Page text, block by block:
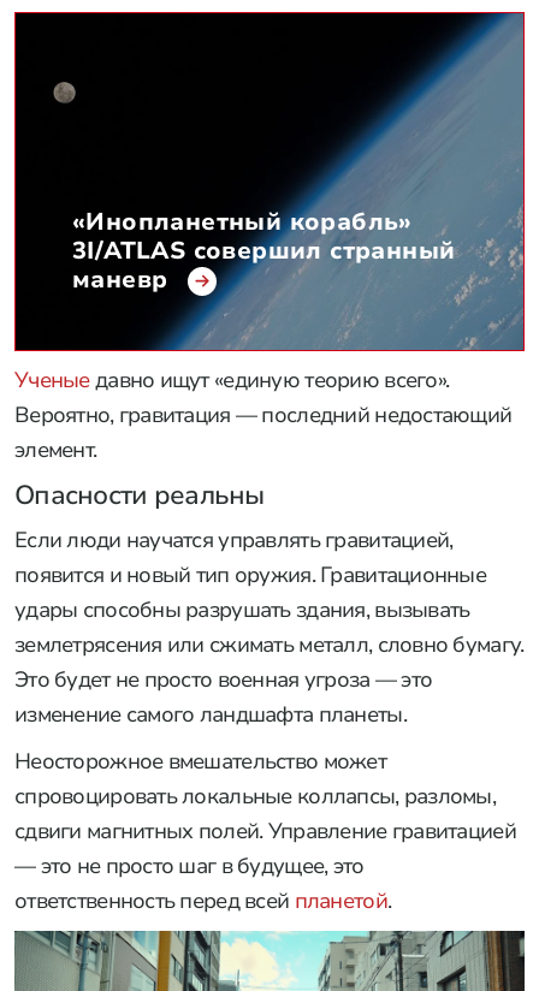
«Инопланетный корабль»
3I/ATLAS совершил странный
маневр
Ученыедавно ищут «единую теорию всего».
Вероятно, гравитация — последний недостающий
элемент.
Опасности реальны
Если люди научатся управлять гравитацией,
появится и новый тип оружия. Гравитационные
удары способны разрушать здания, вызывать
землетрясения или сжимать металл, словно бумагу.
Это будет не просто военная угроза — это
изменение самого ландшафта планеты.
Неосторожное вмешательство может
спровоцировать локальные коллапсы, разломы,
сдвиги магнитных полей. Управление гравитацией
— это не просто шаг в будущее, это
ответственность перед всей планетой.